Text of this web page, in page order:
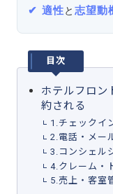
適性と 志望動
目次
ホテルフロン
約される
1.チェックイ
2.電話・メー
3.コンシェル
4.クレーム・
5.売上・客室